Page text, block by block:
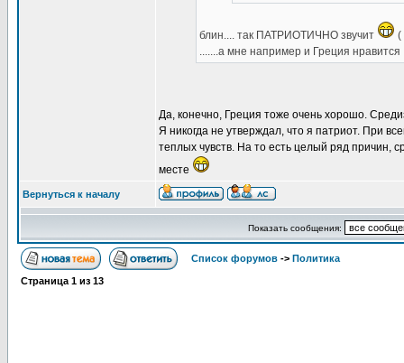
блин.... так ПАТРИОТИЧНО звучит
(
.......а мне например и Греция нравится
Да, конечно, Греция тоже очень хорошо.
Я никогда не утверждал, что я патриот. При
теплых чувств. На то есть целый ряд причин,
месте
Вернуться к началу
Показать сообщения:
Список форумов -> Политика
Страница 1 из 13